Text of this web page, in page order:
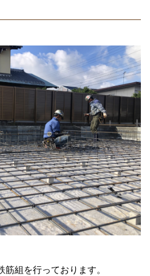
組を行っております。